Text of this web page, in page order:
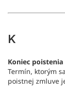
K
Koniec poistenia
Termín, ktorým
poistnej zmluve